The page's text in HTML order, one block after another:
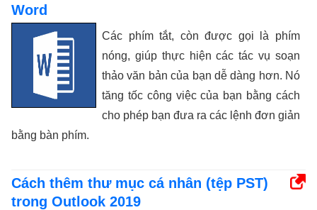
Word
Các phím tắt, còn được gọi là phím
nóng, giúp thực hiện các tác vụ soạn
thảo văn bản của bạn dễ dàng hơn. Nó
tăng tốc công việc của bạn bằng cách
cho phép bạn đưa ra các lệnh đơn giản
bằng bàn phím.
Cách thêm thư mục cá nhân (tệp PST)
trong Outlook 2019